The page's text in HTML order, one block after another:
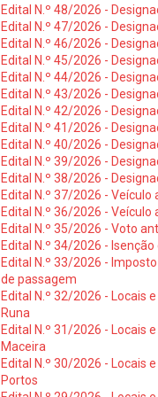
Edital N.º 48/2026 -
Edital N.º 47/2026 -
Edital N.º 46/2026 -
Edital N.º 45/2026 -
Edital N.º 44/2026 -
Edital N.º 43/2026 -
Edital N.º 42/2026 -
Edital N.º 41/2026 -
Edital N.º 40/2026 -
Edital N.º 39/2026 -
Edital N.º 38/2026 -
Edital N.º 37/2026 -
Edital N.º 36/2026 -
Edital N.º 35/2026 - Voto
Edital N.º 34/2026 -
Edital N.º 33/2026 -
de passagem
Edital N.º 32/2026 - Locais
Runa
Edital N.º 31/2026 - Locais
Maceira
Edital N.º 30/2026 - Locais
Portos